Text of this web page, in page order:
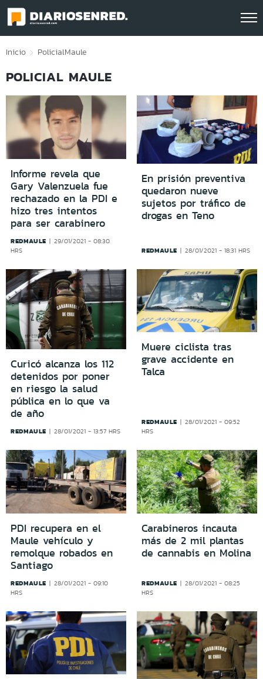
Click acá para ir directamente al contenido
Inicio PolicialMaule
POLICIAL MAULE
Informe revela que
Gary Valenzuela fue
rechazado en la PDI e
hizo tres intentos
para ser carabinero
REDMAULE
29/01/2021 - 08:30
HRS
En prisión preventiva
quedaron nueve
sujetos por tráfico de
drogas en Teno
REDMAULE 28/01/2021 - 18:31 HRS
Curicó alcanza los 112
detenidos por poner
en riesgo la salud
pública en lo que va
de año
REDMAULE 28/01/2021 - 13:57 HRS
Muere ciclista tras
grave accidente en
Talca
REDMAULE
28/01/2021 - 09:52
HRS
PDI recupera en el
Maule vehículo y
remolque robados en
Santiago
REDMAULE
28/01/2021 - 09:10
HRS
Carabineros incauta
más de 2 mil plantas
de cannabis en Molina
REDMAULE
28/01/2021 - 08:25
HRS